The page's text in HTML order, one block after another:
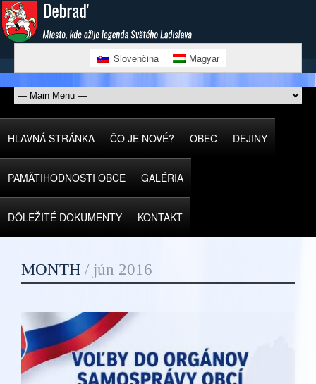
Slovenčina Magyar
HLAVNÁ STRÁNKA ČO JE NOVÉ? OBEC DEJINY
PAMÄTIHODNOSTI OBCE GALÉRIA
DÔLEŽITÉ DOKUMENTY KONTAKT
MONTH / jún 2016